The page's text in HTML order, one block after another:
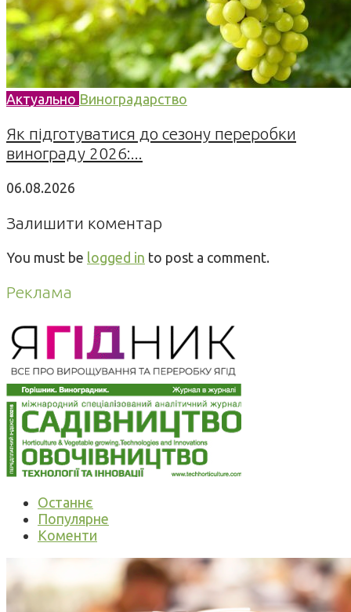
Актуально Виноградарство
Як підготуватися до сезону переробки
винограду 2026:...
06.08.2026
Залишити коментар
You must be logged in to post a comment.
Реклама
Останнє
Популярне
Коменти